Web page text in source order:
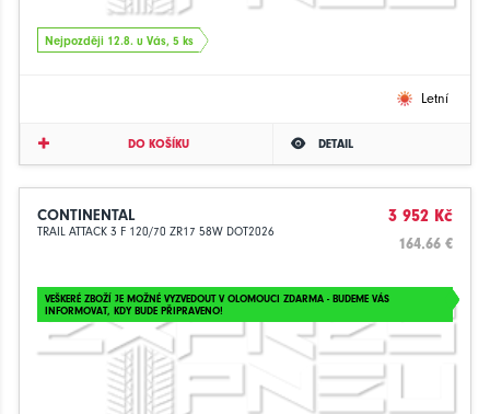
Nejpozději 12.8. u Vás, 5 ks
Letní
DO KOŠÍKU DETAIL
CONTINENTAL
TRAIL ATTACK 3 F 120/70 ZR17 58W DOT2026
3 952 Kč
164.66 €
VEŠKERÉ ZBOŽÍ JE MOŽNÉ VYZVEDOUT V OLOMOUCI ZDARMA - BUDEME VÁS
INFORMOVAT, KDY BUDE PŘIPRAVENO!